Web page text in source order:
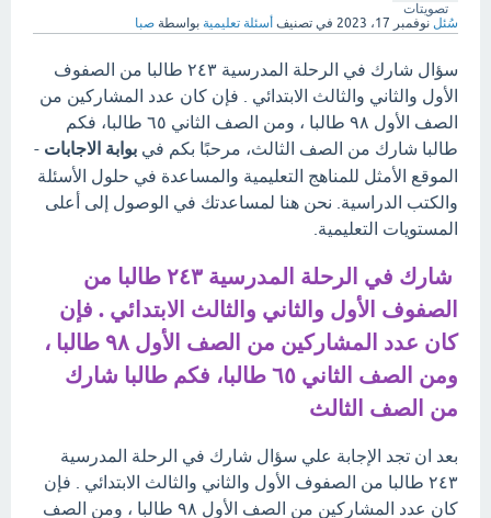
تصويتات
سُئل نوفمبر 17، 2023 في تصنيف أسئلة تعليمية بواسطة صبا
سؤال شارك في الرحلة المدرسية ٢٤٣ طالبا من الصفوف
الأول والثاني والثالث الابتدائي . فإن كان عدد المشاركين من
الصف الأول ٩٨ طالبا ، ومن الصف الثاني ٦٥ طالبا، فكم
طالبا شارك من الصف الثالث، مرحبًا بكم في بوابة الاجابات -
الموقع الأمثل للمناهج التعليمية والمساعدة في حلول الأسئلة
والكتب الدراسية. نحن هنا لمساعدتك في الوصول إلى أعلى
المستويات التعليمية.
شارك في الرحلة المدرسية ٢٤٣ طالبا من
الصفوف الأول والثاني والثالث الابتدائي . فإن
كان عدد المشاركين من الصف الأول ٩٨ طالبا ،
ومن الصف الثاني ٦٥ طالبا، فكم طالبا شارك
من الصف الثالث
بعد ان تجد الإجابة علي سؤال شارك في الرحلة المدرسية
٢٤٣ طالبا من الصفوف الأول والثاني والثالث الابتدائي . فإن
كان عدد المشاركين من الصف الأول ٩٨ طالبا ، ومن الصف